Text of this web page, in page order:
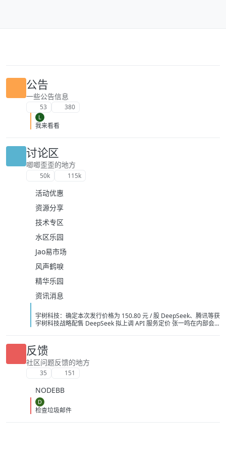
公告
一些公告信息
53 380
L
我来看看
讨论区
唧唧歪歪的地方
50k 115k
活动优惠
资源分享
技术专区
水区乐园
Jao易市场
风声鹤唳
精华乐园
资讯消息
宇树科技：确定本次发行价格为 150.80 元 / 股 DeepSeek、腾讯等获
宇树科技战略配售 DeepSeek 拟上调 API 服务定价 张一鸣在内部会
OpenAI 要求法官驳回苹果指控其窃取商业秘密的诉讼 阿里云：视频
生成模型 Wan3.0 开启公测 中国 AI 原生 App 用户量 Top 10：豆包
3.82 亿月活断层第一 广州住房商贷利率最低可至 2.7%
反馈
社区问题反馈的地方
35 151
NODEBB
D
检查垃圾邮件